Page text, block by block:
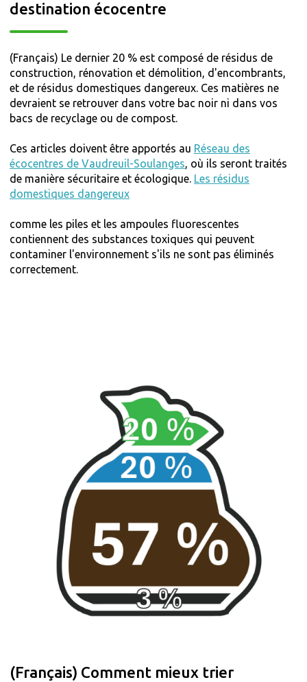
destination écocentre
(Français) Le dernier 20 % est composé de résidus de
construction, rénovation et démolition, d'encombrants,
et de résidus domestiques dangereux. Ces matières ne
devraient se retrouver dans votre bac noir ni dans vos
bacs de recyclage ou de compost.
Ces articles doivent être apportés au Réseau des
écocentres de Vaudreuil-Soulanges, où ils seront traités
de manière sécuritaire et écologique. Les résidus
domestiques dangereux
comme les piles et les ampoules fluorescentes
contiennent des substances toxiques qui peuvent
contaminer l'environnement s'ils ne sont pas éliminés
correctement.
(Français) Comment mieux trier